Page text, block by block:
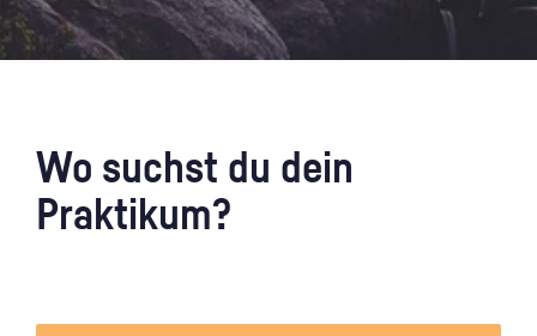
Wo suchst du dein
Praktikum?